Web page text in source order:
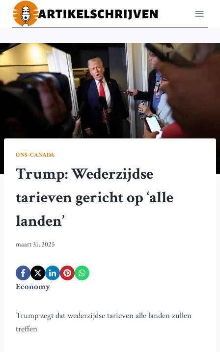
Doorgaan
naar
ONS-CANADA
Trump: Wederzijdse
tarieven gericht op ‘alle
landen’
maart 31, 2025
Economy
Trump zegt dat wederzijdse tarieven alle landen zullen
treffen